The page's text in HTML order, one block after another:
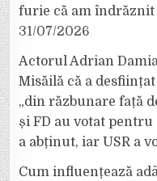
furie că am îndrăznit
31/07/2026
Actorul Adrian
Misăilă că a
„din răzbunare față
și FD au votat pentru
a abținut, iar USR a
Cum influențează